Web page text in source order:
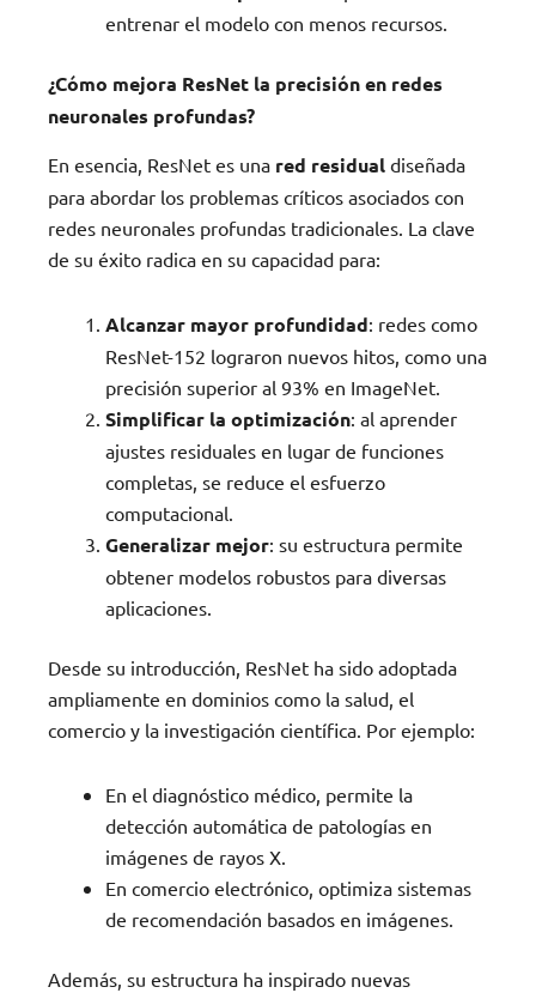
entrenar el modelo con menos recursos.
¿Cómo mejora ResNet la precisión en redes
neuronales profundas?
En esencia, ResNet es una red residual diseñada
para abordar los problemas críticos asociados con
redes neuronales profundas tradicionales. La clave
de su éxito radica en su capacidad para:
Alcanzar mayor profundidad: redes como
ResNet-152 lograron nuevos hitos, como una
precisión superior al 93% en ImageNet.
Simplificar la optimización: al aprender
ajustes residuales en lugar de funciones
completas, se reduce el esfuerzo
computacional.
Generalizar mejor: su estructura permite
obtener modelos robustos para diversas
aplicaciones.
Desde su introducción, ResNet ha sido adoptada
ampliamente en dominios como la salud, el
comercio y la investigación científica. Por ejemplo:
En el diagnóstico médico, permite la
detección automática de patologías en
imágenes de rayos X.
En comercio electrónico, optimiza sistemas
de recomendación basados en imágenes.
Además, su estructura ha inspirado nuevas